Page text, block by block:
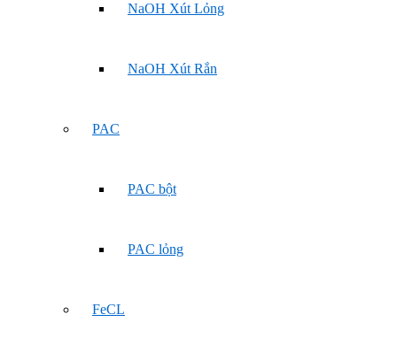
NaOH Xút Lỏng
NaOH Xút Rắn
PAC
PAC bột
PAC lỏng
FeCL